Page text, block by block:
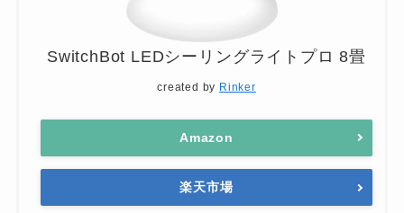
SwitchBot LEDシーリングライトプロ 8畳
created by Rinker
Amazon
楽天市場